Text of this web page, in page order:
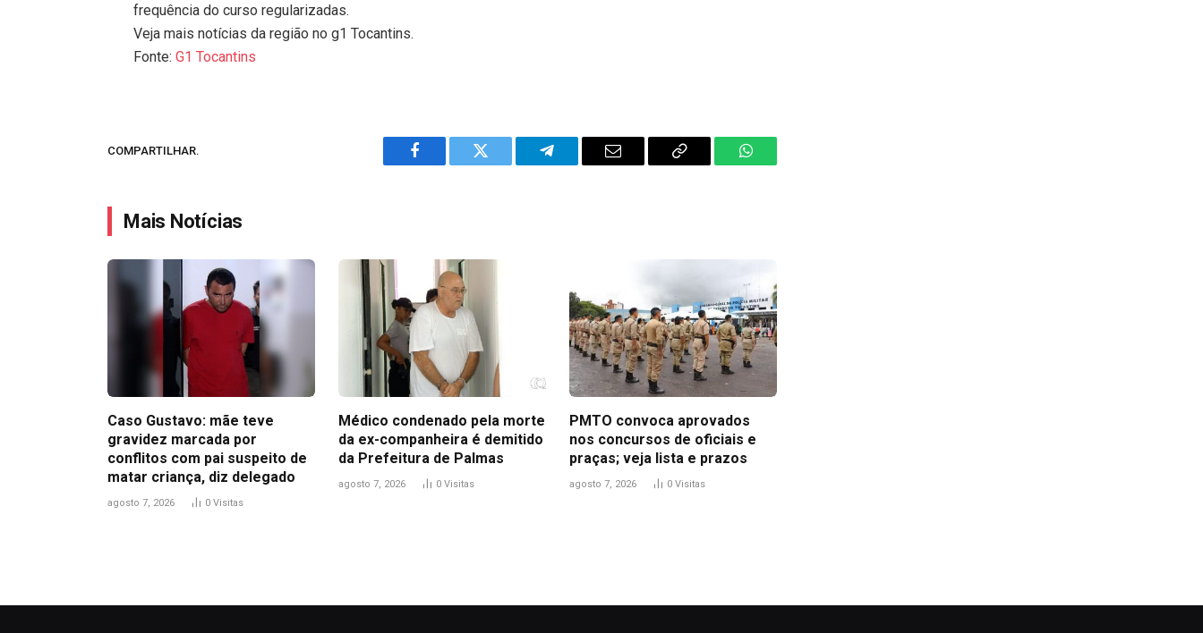
frequência do curso regularizadas.
Veja mais notícias da região no g1 Tocantins.
Fonte:G1 Tocantins
COMPARTILHAR.
Facebook Twitter Telegram Email
Copy
WhatsApp
Mais Notícias
Caso Gustavo: mãe teve
gravidez marcada por
conflitos com pai suspeito de
matar criança, diz delegado
agosto 7, 2026 0 Visitas
Médico condenado pela morte
da ex-companheira é demitido
da Prefeitura de Palmas
agosto 7, 2026 0 Visitas
PMTO convoca aprovados
nos concursos de oficiais e
praças; veja lista e prazos
agosto 7, 2026 0 Visitas